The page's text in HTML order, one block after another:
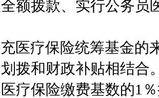
额拨款、实行公务员
医疗保险统筹基金的
拨和财政补贴相结合
疗保险缴费基数的1